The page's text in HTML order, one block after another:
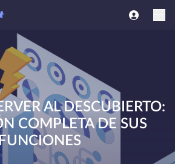
AL DESCUBIERTO:
COMPLETA DE SUS